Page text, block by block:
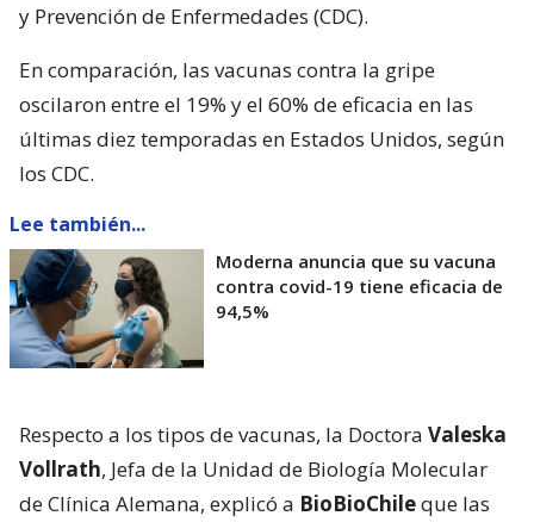
y Prevención de Enfermedades (CDC).
En comparación, las vacunas contra la gripe
oscilaron entre el 19% y el 60% de eficacia en las
últimas diez temporadas en Estados Unidos, según
los CDC.
Lee también...
Moderna anuncia que su vacuna
contra covid-19 tiene eficacia de
94,5%
Respecto a los tipos de vacunas, la Doctora Valeska
Vollrath, Jefa de la Unidad de Biología Molecular
de Clínica Alemana, explicó a BioBioChileque las